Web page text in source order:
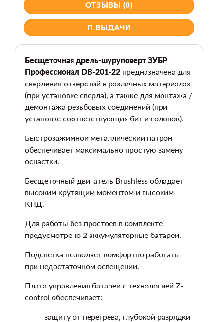
ОТЗЫВЫ (0)
П.ВЫДАЧИ
Бесщеточная дрель-шуруповерт ЗУБР
Профессионал DB-201-22 предназначена для
сверления отверстий в различных материалах
(при установке сверла), а также для монтажа /
демонтажа резьбовых соединений (при
установке соответствующих бит и головок).
Быстрозажимной металлический патрон
обеспечивает максимально простую замену
оснастки.
Бесщеточный двигатель Brushless обладает
высоким крутящим моментом и высоким
КПД.
Для работы без простоев в комплекте
предусмотрено 2 аккумуляторные батареи.
Подсветка позволяет комфортно работать
при недостаточном освещении.
Плата управления батареи с технологией Z-
control обеспечивает:
защиту от перегрева, глубокой разрядки